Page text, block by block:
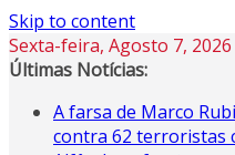
Skip to content
Sexta-feira, Agosto 7, 2026
Últimas Notícias:
A farsa de Marco
contra 62 terroristas